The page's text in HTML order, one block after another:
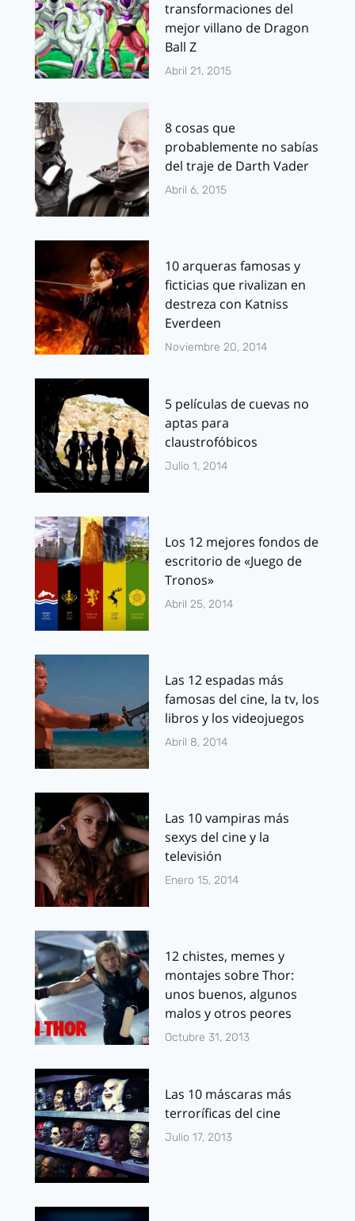
transformaciones del
mejor villano de Dragon
Ball Z
Abril 21, 2015
8 cosas que
probablemente no sabías
del traje de Darth Vader
Abril 6, 2015
10 arqueras famosas y
ficticias que rivalizan en
destreza con Katniss
Everdeen
Noviembre 20, 2014
5 películas de cuevas no
aptas para
claustrofóbicos
Julio 1, 2014
Los 12 mejores fondos de
escritorio de «Juego de
Tronos»
Abril 25, 2014
Las 12 espadas más
famosas del cine, la tv, los
libros y los videojuegos
Abril 8, 2014
Las 10 vampiras más
sexys del cine y la
televisión
Enero 15, 2014
12 chistes, memes y
montajes sobre Thor:
unos buenos, algunos
malos y otros peores
Octubre 31, 2013
Las 10 máscaras más
terroríficas del cine
Julio 17, 2013